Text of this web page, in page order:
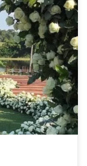
#eventuale
#instabride
Source